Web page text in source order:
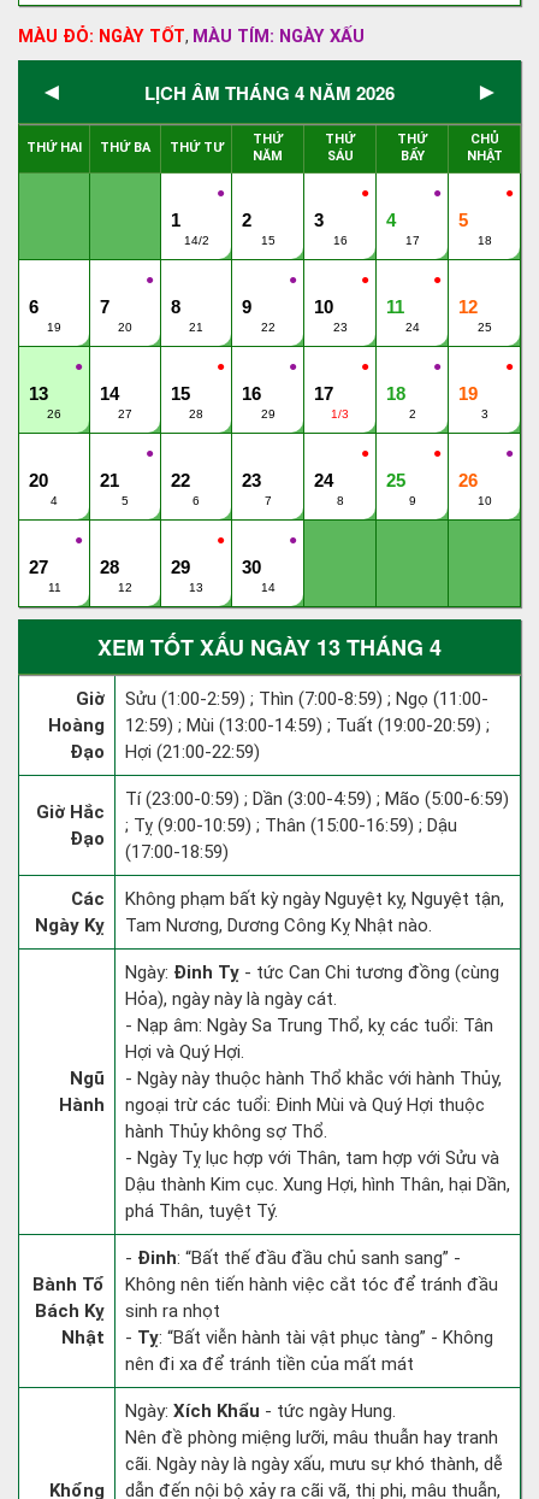
MÀU ĐỎ: NGÀY TỐT, MÀU TÍM: NGÀY XẤU
◄ LỊCH ÂM THÁNG 4 NĂM 2026 ►
THỨ HAI THỨ BA THỨ TƯ
THỨ
NĂM
THỨ
SÁU
THỨ
BẨY
CHỦ
NHẬT
●
1
14/2
2
15
●
3
16
●
4
17
●
5
18
6
19
●
7
20
8
21
●
9
22
●
10
23
●
11
24
12
25
●
13
26
14
27
●
15
28
●
16
29
●
17
1/3
●
18
2
●
19
3
20
4
●
21
5
22
6
23
7
●
24
8
●
25
9
●
26
10
●
27
11
28
12
●
29
13
●
30
14
XEM TỐT XẤU NGÀY 13 THÁNG 4
Giờ
Hoàng
Đạo
Sửu (1:00-2:59) ; Thìn (7:00-8:59) ; Ngọ (11:00-
12:59) ; Mùi (13:00-14:59) ; Tuất (19:00-20:59) ;
Hợi (21:00-22:59)
Giờ Hắc
Đạo
Tí (23:00-0:59) ; Dần (3:00-4:59) ; Mão (5:00-6:59)
; Tỵ (9:00-10:59) ; Thân (15:00-16:59) ; Dậu
(17:00-18:59)
Các
Ngày Kỵ
Không phạm bất kỳ ngày Nguyệt kỵ, Nguyệt tận,
Tam Nương, Dương Công Kỵ Nhật nào.
Ngũ
Hành
Ngày: Đinh Tỵ - tức Can Chi tương đồng (cùng
Hỏa), ngày này là ngày cát.
- Nạp âm: Ngày Sa Trung Thổ, kỵ các tuổi: Tân
Hợi và Quý Hợi.
- Ngày này thuộc hành Thổ khắc với hành Thủy,
ngoại trừ các tuổi: Đinh Mùi và Quý Hợi thuộc
hành Thủy không sợ Thổ.
- Ngày Tỵ lục hợp với Thân, tam hợp với Sửu và
Dậu thành Kim cục. Xung Hợi, hình Thân, hại Dần,
phá Thân, tuyệt Tý.
Bành Tổ
Bách Kỵ
Nhật
- Đinh: “Bất thế đầu đầu chủ sanh sang” -
Không nên tiến hành việc cắt tóc để tránh đầu
sinh ra nhọt
- Tỵ: “Bất viễn hành tài vật phục tàng” - Không
nên đi xa để tránh tiền của mất mát
Khổng
Ngày: Xích Khẩu - tức ngày Hung.
Nên đề phòng miệng lưỡi, mâu thuẫn hay tranh
cãi. Ngày này là ngày xấu, mưu sự khó thành, dễ
dẫn đến nội bộ xảy ra cãi vã, thị phi, mâu thuẫn,